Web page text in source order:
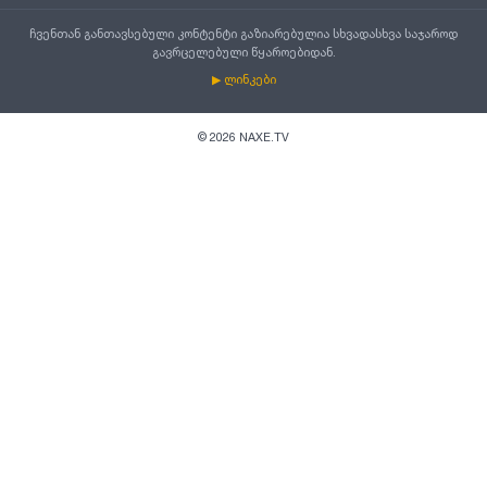
ჩვენთან განთავსებული კონტენტი გაზიარებულია სხვადასხვა საჯაროდ
გავრცელებული წყაროებიდან.
▶ ლინკები
© 2026 NAXE.TV